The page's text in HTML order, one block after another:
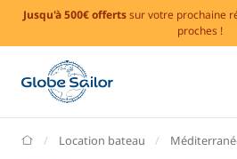
Jusqu'à 500€ offertssur votre prochaine
proches !
GlobeSailor
Location bateau